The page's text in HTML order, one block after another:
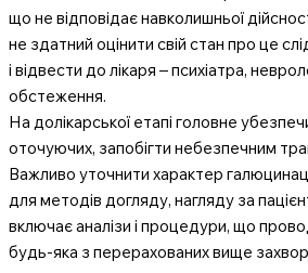
що не відповідає навколишньої
не здатний оцінити свій стан про це
і відвести до лікаря – психіатра,
обстеження.
На долікарської етапі головне
оточуючих, запобігти небезпечним
Важливо уточнити характер
для методів догляду, нагляду за
включає аналізи і процедури, що
будь-яка з перерахованих вище